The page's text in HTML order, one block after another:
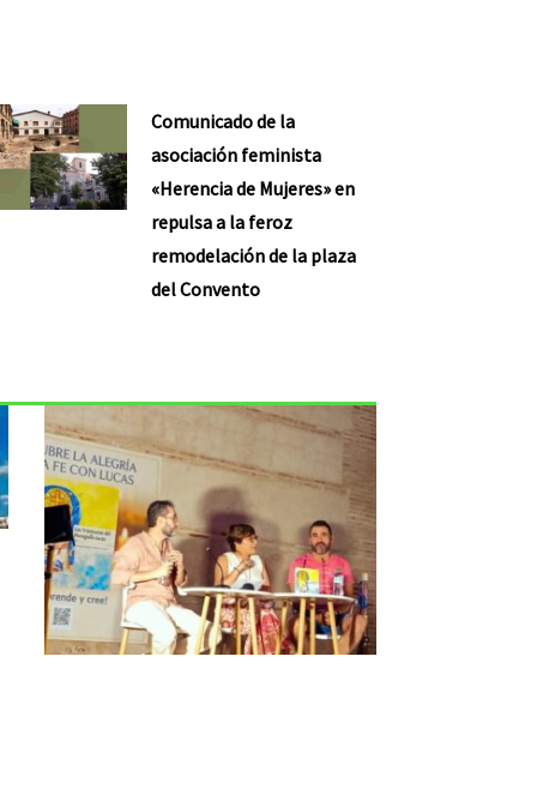
Comunicado de la
asociación feminista
«Herencia de Mujeres» en
repulsa a la feroz
remodelación de la plaza
del Convento